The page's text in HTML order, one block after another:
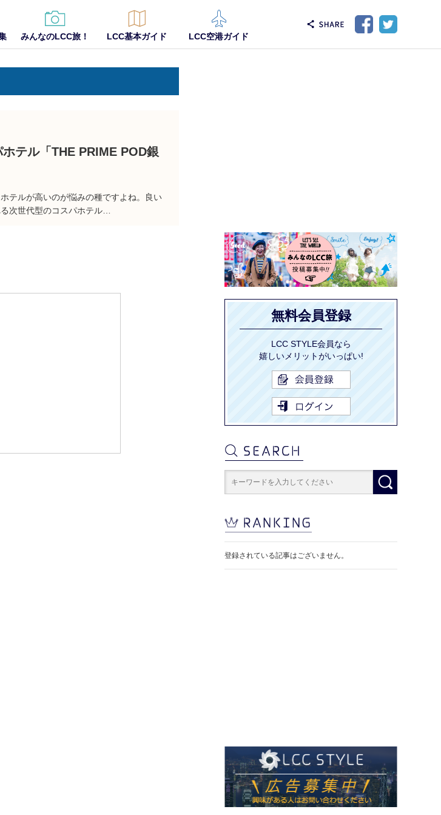
みんなのLCC旅！ LCC基本ガイド LCC空港ガイド
テル「THE PRIME POD銀
テルが高いのが悩みの種ですよね。良い
次世代型のコスパホテル…
無料会員登録
LCC STYLE会員なら
嬉しいメリットがいっぱい!
登録されている記事はございません。